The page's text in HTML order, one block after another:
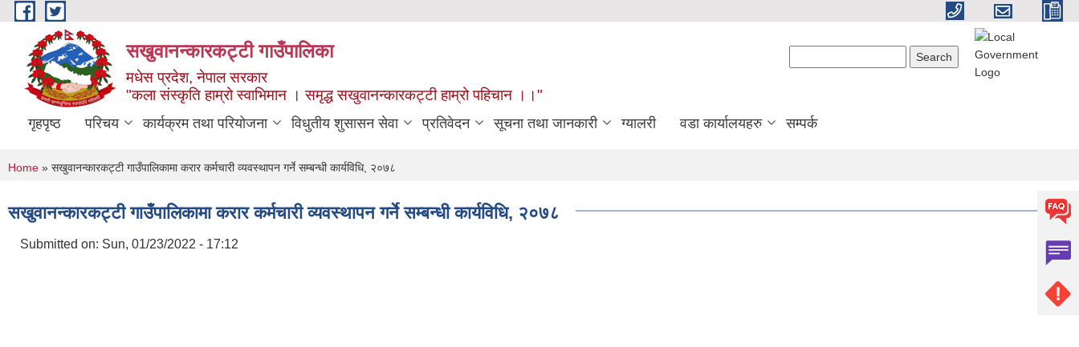
Skip to main content
सखुवानन्कारकट्टी गाउँपालिका
मधेस प्रदेश, नेपाल सरकार
"कला संस्कृति हाम्रो स्वाभिमान । समृद्ध सखुवानन्कारकट्टी हाम्रो पहिचान ।।"
गृहपृष्ठ परिचय कार्यक्रम तथा परियोजना विधुतीय शुसासन सेवा प्रतिवेदन सूचना तथा जानकारी ग्यालरी वडा कार्यालयहरु सम्पर्क
You are here
Home » सखुवानन्कारकट्टी गाउँपालिकामा करार कर्मचारी व्यवस्थापन गर्ने सम्बन्धी कार्यविधि, २०७८
सखुवानन्कारकट्टी गाउँपालिकामा करार कर्मचारी व्यवस्थापन गर्ने सम्बन्धी कार्यविधि, २०७८
Submitted on: Sun, 01/23/2022 - 17:12